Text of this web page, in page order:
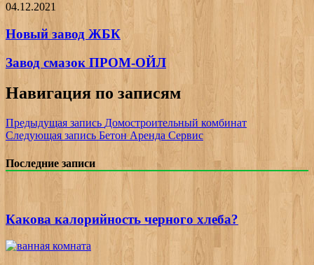
04.12.2021
Новый завод ЖБК
Завод смазок ПРОМ-ОЙЛ
Навигация по записям
Предыдущая запись Домостроительный комбинат
Следующая запись Бетон Аренда Сервис
Последние записи
Какова калорийность черного хлеба?